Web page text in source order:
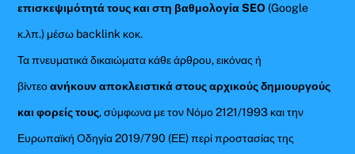
επισκεψιμότητά τους και στη βαθμολογία SEO (Google
κ.λπ.) μέσω backlink κοκ.
Τα πνευματικά δικαιώματα κάθε άρθρου, εικόνας ή
βίντεοανήκουν αποκλειστικά στους αρχικούς δημιουργούς
και φορείς τους, σύμφωνα με τον Νόμο 2121/1993 και την
Ευρωπαϊκή Οδηγία 2019/790 (ΕΕ) περί προστασίας της